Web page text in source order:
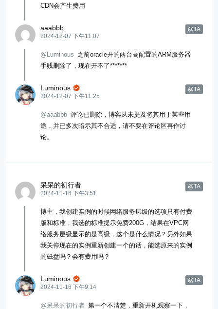
CDN会产生费用
aaabbb
@TA
2024-12-07 下午11:07
@Luminous 之前oracle开的两台高配置的ARM服务器
手贱删除了，现在开不了*******
Luminous @TA

2024-12-07 下午11:25
@aaabbb 评论已删除，博客从未提及将其用于某些用
途，并已多次暗示其不合适，请不要在评论区再作讨
论。
呆呆的初行者
@TA
2024-11-16 下午3:51
博主，我创建实例的时候网络服务层级的选项只有付费
版和标准，我选的标准提示免费200G，结果在VPC网
络服务层级显示的是高级，这个是什么情况？另外如果
我关停现在的实例重新创建一个的话，能选原来的实例
的磁盘吗？会有费用吗？
Luminous @TA

2024-11-16 下午9:14
@呆呆的初行者 第一个不清楚，重新开机观察一下，